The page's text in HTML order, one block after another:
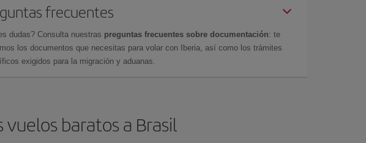
frecuentes
dudas? Consulta nuestras preguntas frecuentes sobre documentación: te
los documentos que necesitas para volar con Iberia, así como los trámites
exigidos para la migración y aduanas.
baratos a Brasil